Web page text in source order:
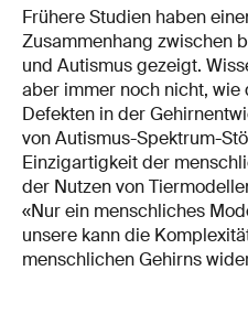
Frühere Studien haben
Zusammenhang zwischen
und Autismus gezeigt.
aber immer noch nicht, wie
Defekten in der
von Autismus-Spektrum-
Einzigartigkeit der
der Nutzen von
«Nur ein menschliches
unsere kann die
menschlichen Gehirns